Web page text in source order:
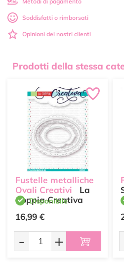
Soddisfatti o rimborsati
Opinioni dei nostri clienti
Prodotti della stessa
Fustelle metalliche
Ovali Creativi
La
Coppia Creativa
Disponibile
16,99 €
- +